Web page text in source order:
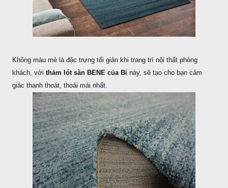
Không màu mè là đặc trưng tối giản khi trang trí nội thất phòng
khách, với thảm lót sàn BENE của Bỉ này, sẽ tạo cho bạn cảm
giác thanh thoát, thoải mái nhất.